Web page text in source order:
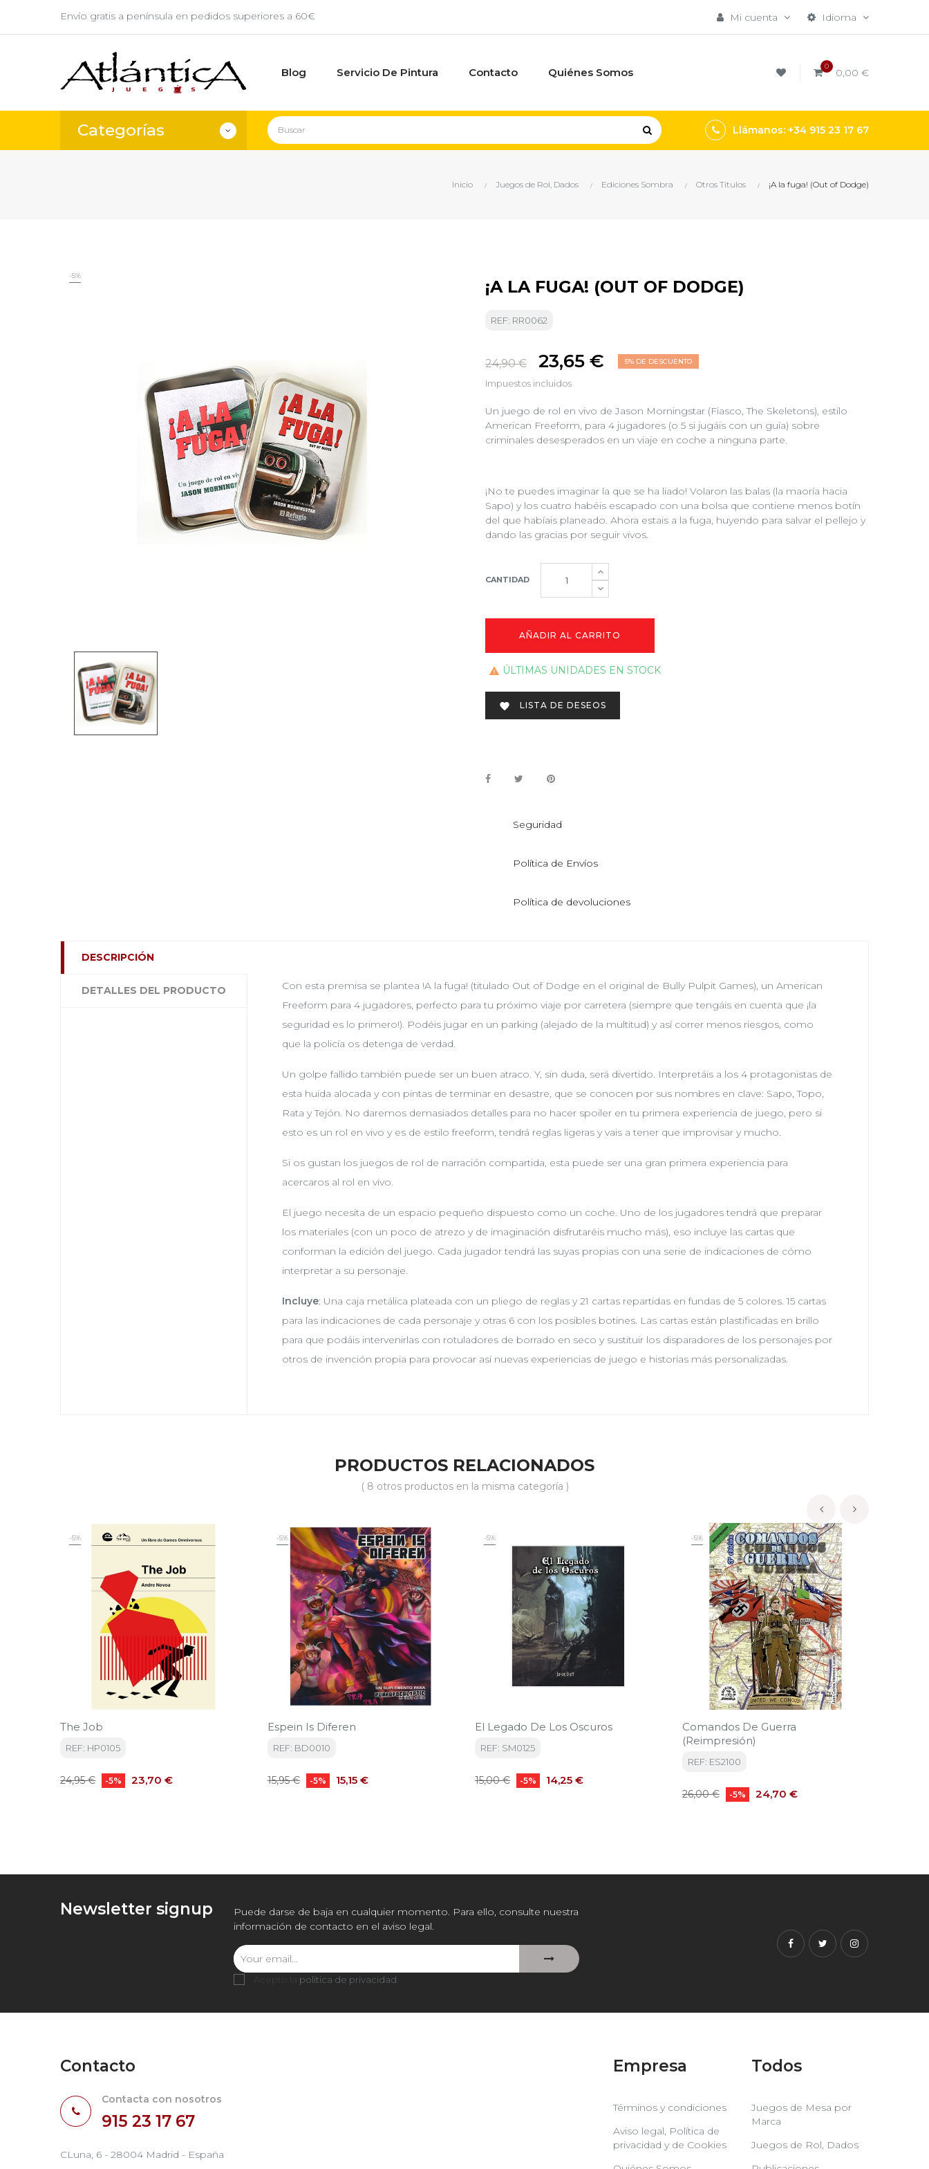
Envío gratis a península en pedidos superiores a 60€ Idioma
Mi cuenta
Blog Servicio De Pintura Contacto Quiénes Somos 0 0,00 €
Categorías Llámanos: +34 915 23 17 67
Inicio Juegos de Rol, Dados Ediciones Sombra Otros Titulos ¡A la fuga! (Out of Dodge)
-5%
¡A LA FUGA! (OUT OF DODGE)
REF: RR0062
24,90 € 23,65 € 5% DE DESCUENTO
Impuestos incluidos
Un juego de rol en vivo de Jason Morningstar (Fiasco, The Skeletons), estilo
American Freeform, para 4 jugadores (o 5 si jugáis con un guía) sobre
criminales desesperados en un viaje en coche a ninguna parte.
¡No te puedes imaginar la que se ha liado! Volaron las balas (la maoría hacia
Sapo) y los cuatro habéis escapado con una bolsa que contiene menos botín
del que habíais planeado. Ahora estais a la fuga, huyendo para salvar el pellejo y
dando las gracias por seguir vivos.
CANTIDAD
AÑADIR AL CARRITO
 ÚLTIMAS UNIDADES EN STOCK
 LISTA DE DESEOS
Seguridad
Política de Envíos
Política de devoluciones
DESCRIPCIÓN
DETALLES DEL PRODUCTO
Con esta premisa se plantea !A la fuga! (titulado Out of Dodge en el original de Bully Pulpit Games), un American
Freeform para 4 jugadores, perfecto para tu próximo viaje por carretera (siempre que tengáis en cuenta que ¡la
seguridad es lo primero!). Podéis jugar en un parking (alejado de la multitud) y así correr menos riesgos, como
que la policía os detenga de verdad.
Un golpe fallido también puede ser un buen atraco. Y, sin duda, será divertido. Interpretáis a los 4 protagonistas de
esta huida alocada y con pintas de terminar en desastre, que se conocen por sus nombres en clave: Sapo, Topo,
Rata y Tejón. No daremos demasiados detalles para no hacer spoiler en tu primera experiencia de juego, pero si
esto es un rol en vivo y es de estilo freeform, tendrá reglas ligeras y vais a tener que improvisar y mucho.
Si os gustan los juegos de rol de narración compartida, esta puede ser una gran primera experiencia para
acercaros al rol en vivo.
El juego necesita de un espacio pequeño dispuesto como un coche. Uno de los jugadores tendrá que preparar
los materiales (con un poco de atrezo y de imaginación disfrutaréis mucho más), eso incluye las cartas que
conforman la edición del juego. Cada jugador tendrá las suyas propias con una serie de indicaciones de cómo
interpretar a su personaje.
Incluye: Una caja metálica plateada con un pliego de reglas y 21 cartas repartidas en fundas de 5 colores. 15 cartas
para las indicaciones de cada personaje y otras 6 con los posibles botines. Las cartas están plastificadas en brillo
para que podáis intervenirlas con rotuladores de borrado en seco y sustituir los disparadores de los personajes por
otros de invención propia para provocar así nuevas experiencias de juego e historias más personalizadas.
PRODUCTOS RELACIONADOS
( 8 otros productos en la misma categoría )
-5%
The Job
REF: HP0105
Precio
24,95 € -5% Precio
23,70 €
-5%
Espein Is Diferen
REF: BD0010
Precio
15,95 € -5% Precio
15,15 €
-5%
El Legado De Los Oscuros
REF: SM0125
Precio
15,00 € -5% Precio
14,25 €
-5%
Comandos De Guerra
(Reimpresión)
REF: ES2100
Precio
26,00 € -5% Precio
24,70 €
‹
Newsletter signup
Puede darse de baja en cualquier momento. Para ello, consulte nuestra
información de contacto en el aviso legal.
Acepto la política de privacidad
Facebook
TwitterInstagram
Contacto
Contacta con nosotros
915 23 17 67
CLuna, 6 - 28004 Madrid - España
Empresa
Términos y condiciones
Aviso legal, Política de
privacidad y de Cookies
Todos
Juegos de Mesa por
Marca
Juegos de Rol, Dados